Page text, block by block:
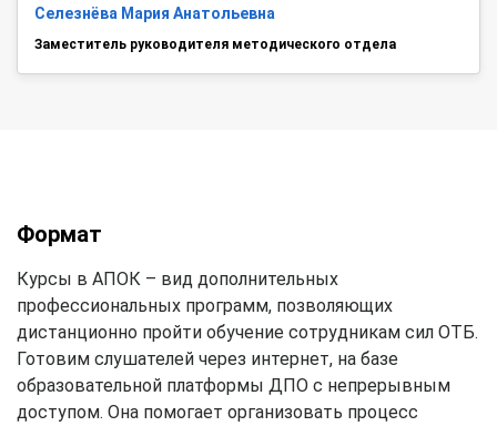
Селезнёва Мария Анатольевна
Заместитель руководителя методического отдела
Формат
Курсы в АПОК – вид дополнительных
профессиональных программ, позволяющих
дистанционно пройти обучение сотрудникам сил ОТБ.
Готовим слушателей через интернет, на базе
образовательной платформы ДПО с непрерывным
доступом. Она помогает организовать процесс